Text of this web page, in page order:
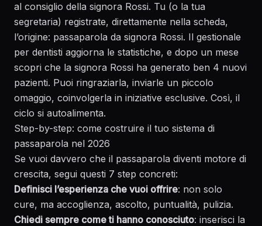
al consiglio della signora Rossi. Tu (o la tua
segretaria) registrate, direttamente nella scheda,
l’origine: passaparola da signora Rossi. Il gestionale
per dentisti aggiorna le statistiche, e dopo un mese
scopri che la signora Rossi ha generato ben 4 nuovi
pazienti. Puoi ringraziarla, inviarle un piccolo
omaggio, coinvolgerla in iniziative esclusive. Così, il
ciclo si autoalimenta.
Step-by-step: come costruire il tuo sistema di
passaparola nel 2026
Se vuoi davvero che il passaparola diventi motore di
crescita, segui questi 7 step concreti:
Definisci l’esperienza che vuoi offrire: non solo
cure, ma accoglienza, ascolto, puntualità, pulizia.
Chiedi sempre come ti hanno conosciuto: inserisci la